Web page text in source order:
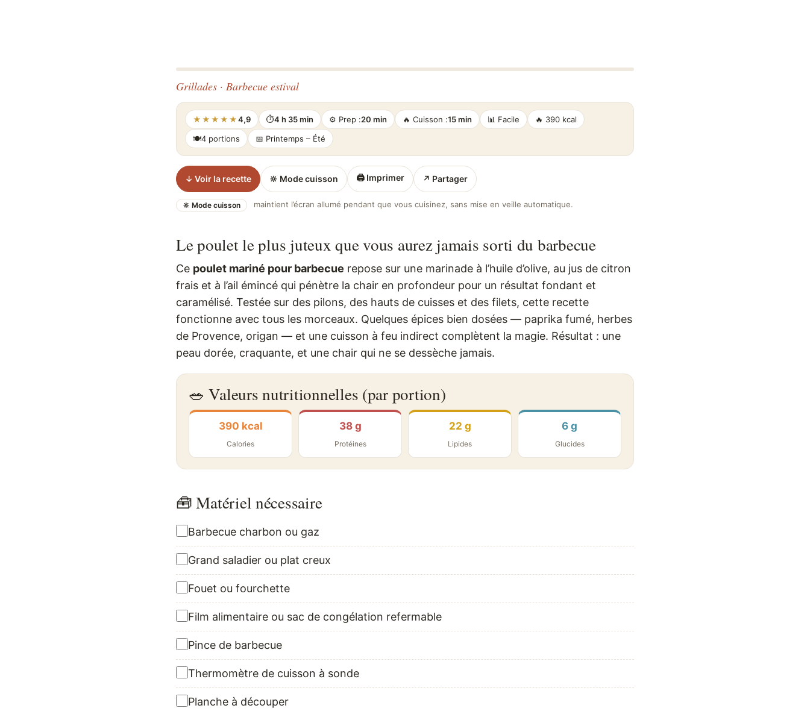
Grillades · Barbecue estival
★★★★★4,9 ⏱4 h 35 min ⚙️ Prep :20 min 🔥 Cuisson :15 min 📊 Facile
🔥 390 kcal
🍽4 portions 📅 Printemps – Été
↓ Voir la recette 🔆 Mode cuisson 🖨 Imprimer ↗ Partager
🔆 Mode cuisson maintient l’écran allumé pendant que vous cuisinez, sans mise en veille automatique.
Le poulet le plus juteux que vous aurez jamais sorti du barbecue
Ce poulet mariné pour barbecue repose sur une marinade à l’huile d’olive, au jus de citron
frais et à l’ail émincé qui pénètre la chair en profondeur pour un résultat fondant et
caramélisé. Testée sur des pilons, des hauts de cuisses et des filets, cette recette
fonctionne avec tous les morceaux. Quelques épices bien dosées — paprika fumé, herbes
de Provence, origan — et une cuisson à feu indirect complètent la magie. Résultat : une
peau dorée, craquante, et une chair qui ne se dessèche jamais.
🥗 Valeurs nutritionnelles (par portion)
390 kcal
Calories
38 g
Protéines
22 g
Lipides
6 g
Glucides
🧰 Matériel nécessaire
Barbecue charbon ou gaz
Grand saladier ou plat creux
Fouet ou fourchette
Film alimentaire ou sac de congélation refermable
Pince de barbecue
Thermomètre de cuisson à sonde
Planche à découper